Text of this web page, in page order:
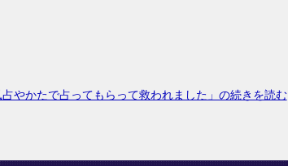
やかたで占ってもらって救われました」の続きを読む